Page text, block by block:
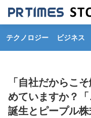
テクノロジー ビジネス
「自社だからこ
めていますか？
誕生とピープル